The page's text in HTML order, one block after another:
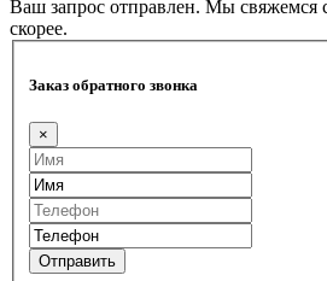
Ваш запрос отправлен. Мы свяжемся
скорее.
Заказ обратного звонка
×
Отправить